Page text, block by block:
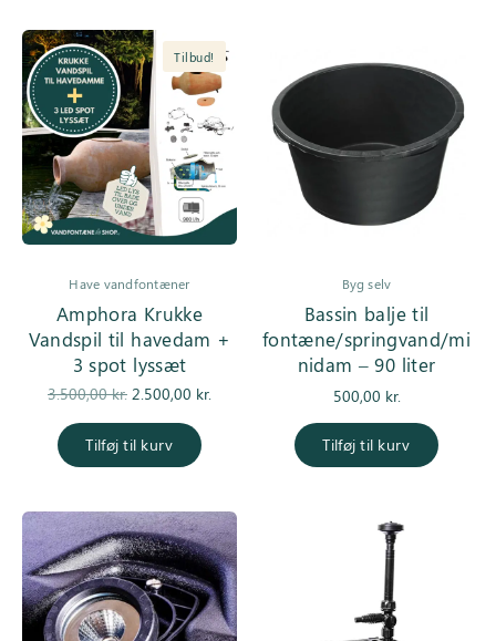
Tilbud!
Have vandfontæner
Amphora Krukke
Vandspil til havedam +
3 spot lyssæt
3.500,00kr.
Den
oprindelige
pris var:
3.500,00 kr..
2.500,00 kr.
Tilføj til kurv
Byg selv
Bassin balje til
fontæne/springvand/mi
nidam – 90 liter
500,00 kr.
Tilføj til kurv